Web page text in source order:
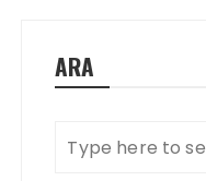
ARA